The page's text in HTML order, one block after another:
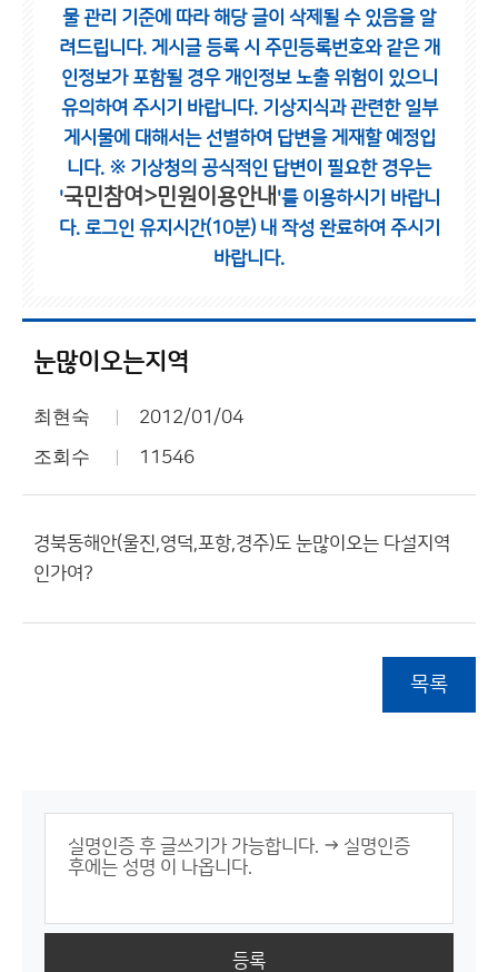
물 관리 기준에 따라 해당 글이 삭제될 수 있음을 알
려드립니다. 게시글 등록 시 주민등록번호와 같은 개
인정보가 포함될 경우 개인정보 노출 위험이 있으니
유의하여 주시기 바랍니다. 기상지식과 관련한 일부
게시물에 대해서는 선별하여 답변을 게재할 예정입
니다. ※ 기상청의 공식적인 답변이 필요한 경우는
'국민참여>민원이용안내 '를 이용하시기 바랍니
다. 로그인 유지시간(10분) 내 작성 완료하여 주시기
바랍니다.
눈많이오는지역
최현숙 2012/01/04
조회수 11546
경북동해안(울진,영덕,포항,경주)도 눈많이오는 다설지역
인가여?
목록
등록